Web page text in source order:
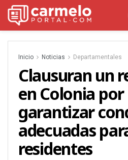
Inicio Noticias Departamentales
Clausuran un
en Colonia
garantizar
adecuadas
residentes